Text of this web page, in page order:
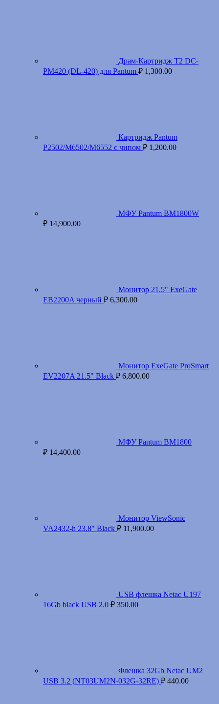
Драм-Картридж T2 DC-
PM420 (DL-420) для Pantum ₽ 1,300.00
Картридж Pantum
P2502/M6502/M6552 с чипом ₽ 1,200.00
МФУ Pantum BM1800W
₽ 14,900.00
Монитор 21.5" ExeGate
EB2200A черный ₽ 6,300.00
Монитор ExeGate ProSmart
EV2207A 21.5" Black ₽ 6,800.00
МФУ Pantum BM1800
₽ 14,400.00
Монитор ViewSonic
VA2432-h 23.8" Black ₽ 11,900.00
USB флешка Netac U197
16Gb black USB 2.0 ₽ 350.00
Флешка 32Gb Netac UM2
USB 3.2 (NT03UM2N-032G-32RE) ₽ 440.00